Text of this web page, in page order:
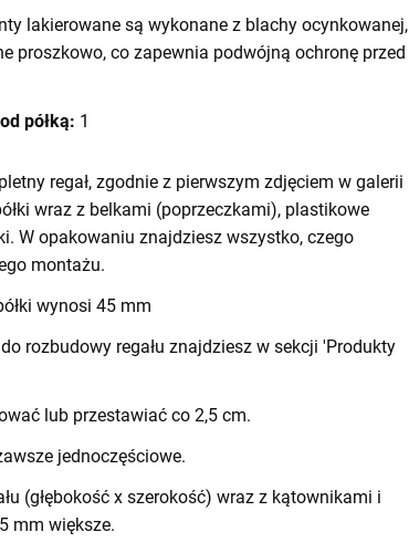
lakierowane są wykonane z blachy ocynkowanej,
proszkowo, co zapewnia podwójną ochronę przed
półką: 1
regał, zgodnie z pierwszym zdjęciem w galerii
wraz z belkami (poprzeczkami), plastikowe
W opakowaniu znajdziesz wszystko, czego
montażu.
wynosi 45 mm
rozbudowy regału znajdziesz w sekcji 'Produkty
lub przestawiać co 2,5 cm.
jednoczęściowe.
(głębokość x szerokość) wraz z kątownikami i
mm większe.